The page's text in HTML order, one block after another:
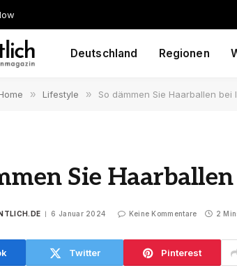
Deutschland Regionen
» Lifestyle » So dämmen Sie Haarballen bei
Sie
6 Januar 2024 Keine Kommentare 2
Twitter Pinterest